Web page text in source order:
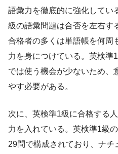
語彙力を徹底的に強化してい
級の語彙問題は合否を左右す
合格者の多くは単語帳を何周
力を身につけている。英検準
では使う機会が少ないため、
やす必要がある。
次に、英検準1級に合格する
力を入れている。英検準1級
29問で構成されており、ナ